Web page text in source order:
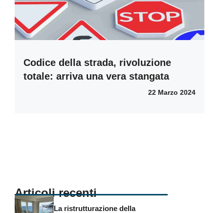
Codice della strada, rivoluzione
totale: arriva una vera stangata
22 Marzo 2024
Articoli recenti
La ristrutturazione della